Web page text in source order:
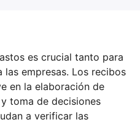
es crucial tanto para
empresas. Los recibos
en la elaboración de
toma de decisiones
a verificar las